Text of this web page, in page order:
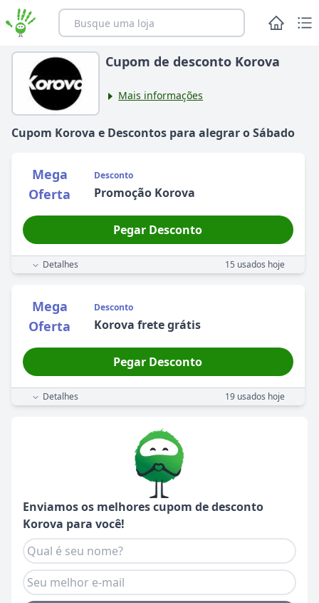
Cupom de desconto Korova
Mais informações
Cupom Korova e Descontos para alegraroSábado
Mega
Oferta
Desconto
Promoção Korova
Pegar Desconto
Detalhes 15 usados hoje
Mega
Oferta
Desconto
Korova frete grátis
Pegar Desconto
Detalhes 19usados hoje
Enviamos os melhores cupom de desconto
Korova para você!